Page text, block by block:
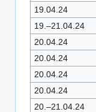
19.04.24
19.–21.04.24
20.04.24
20.04.24
20.04.24
20.04.24
20.–21.04.24